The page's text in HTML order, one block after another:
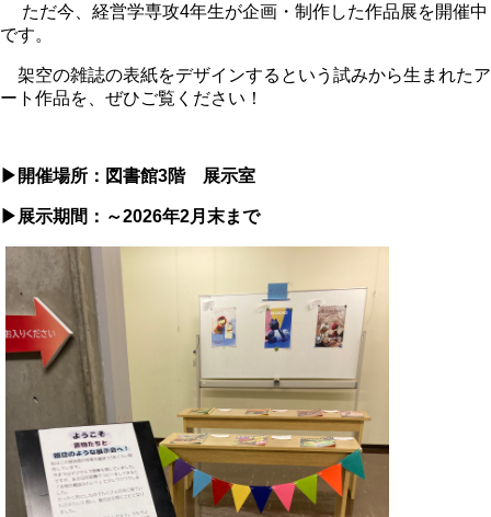
ただ今、経営学専攻4年生が企画・制作した作品展を開催中
です。
架空の雑誌の表紙をデザインするという試みから生まれたア
ート作品を、ぜひご覧ください！
▶開催場所：図書館3階 展示室
▶展示期間：～2026年2月末まで